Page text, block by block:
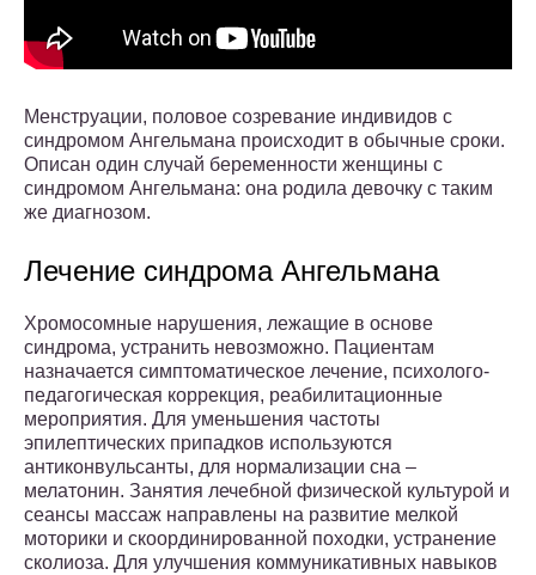
Менструации, половое созревание индивидов с
синдромом Ангельмана происходит в обычные сроки.
Описан один случай беременности женщины с
синдромом Ангельмана: она родила девочку с таким
же диагнозом.
Лечение синдрома Ангельмана
Хромосомные нарушения, лежащие в основе
синдрома, устранить невозможно. Пациентам
назначается симптоматическое лечение, психолого-
педагогическая коррекция, реабилитационные
мероприятия. Для уменьшения частоты
эпилептических припадков используются
антиконвульсанты, для нормализации сна –
мелатонин. Занятия лечебной физической культурой и
сеансы массаж направлены на развитие мелкой
моторики и скоординированной походки, устранение
сколиоза. Для улучшения коммуникативных навыков